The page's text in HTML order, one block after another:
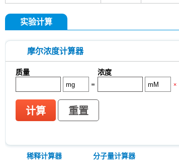
实验计算
摩尔浓度计算器
质量 浓度
=
×
计算 重置
稀释计算器 分子量计算器